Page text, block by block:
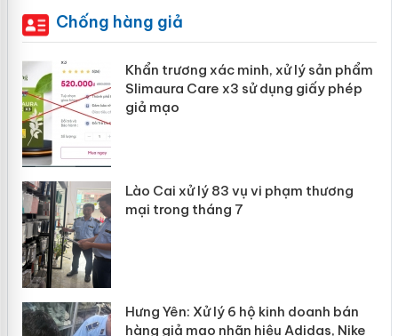
Chống hàng giả
Khẩn trương xác minh, xử lý sản phẩm
Slimaura Care x3 sử dụng giấy phép
giả mạo
Lào Cai xử lý 83 vụ vi phạm thương
mại trong tháng 7
Hưng Yên: Xử lý 6 hộ kinh doanh bán
hàng giả mạo nhãn hiệu Adidas, Nike